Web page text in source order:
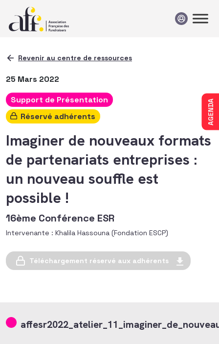
AGENDA
Revenir au centre de ressources
25 Mars 2022
Support de Présentation
Réservé adhérents
Imaginer de nouveaux formats
de partenariats entreprises :
un nouveau souffle est
possible !
16ème Conférence ESR
Intervenante : Khalila Hassouna (Fondation ESCP)
Téléchargement réservé aux adhérents